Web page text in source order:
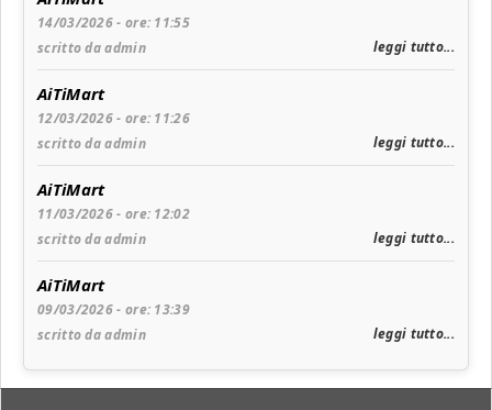
14/03/2026 - ore: 11:55
scritto da admin
leggi tutto...
AiTiMart
12/03/2026 - ore: 11:26
scritto da admin
leggi tutto...
AiTiMart
11/03/2026 - ore: 12:02
scritto da admin
leggi tutto...
AiTiMart
09/03/2026 - ore: 13:39
scritto da admin
leggi tutto...